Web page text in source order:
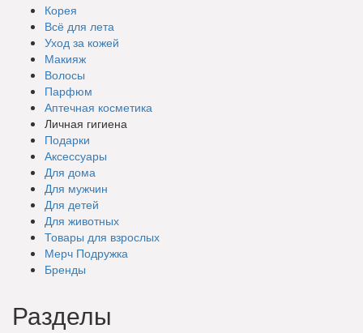
Корея
Всё для лета
Уход за кожей
Макияж
Волосы
Парфюм
Аптечная косметика
Личная гигиена
Подарки
Аксессуары
Для дома
Для мужчин
Для детей
Для животных
Товары для взрослых
Мерч Подружка
Бренды
Разделы